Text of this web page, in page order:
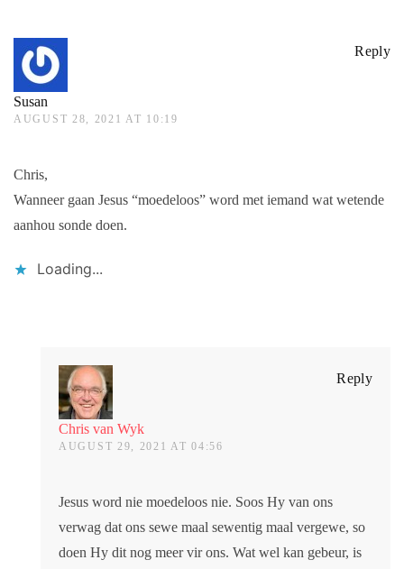
Susan
AUGUST 28, 2021 AT 10:19
Reply
Chris,
Wanneer gaan Jesus “moedeloos” word met iemand wat wetende
aanhou sonde doen.
Loading...
Chris van Wyk
AUGUST 29, 2021 AT 04:56
Reply
Jesus word nie moedeloos nie. Soos Hy van ons
verwag dat ons sewe maal sewentig maal vergewe, so
doen Hy dit nog meer vir ons. Wat wel kan gebeur, is